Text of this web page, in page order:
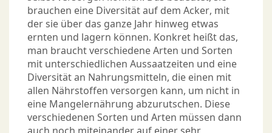
brauchen eine Diversität auf dem Acker, mit
der sie über das ganze Jahr hinweg etwas
ernten und lagern können. Konkret heißt das,
man braucht verschiedene Arten und Sorten
mit unterschiedlichen Aussaatzeiten und eine
Diversität an Nahrungsmitteln, die einen mit
allen Nährstoffen versorgen kann, um nicht in
eine Mangelernährung abzurutschen. Diese
verschiedenen Sorten und Arten müssen dann
auch noch miteinander auf einer sehr